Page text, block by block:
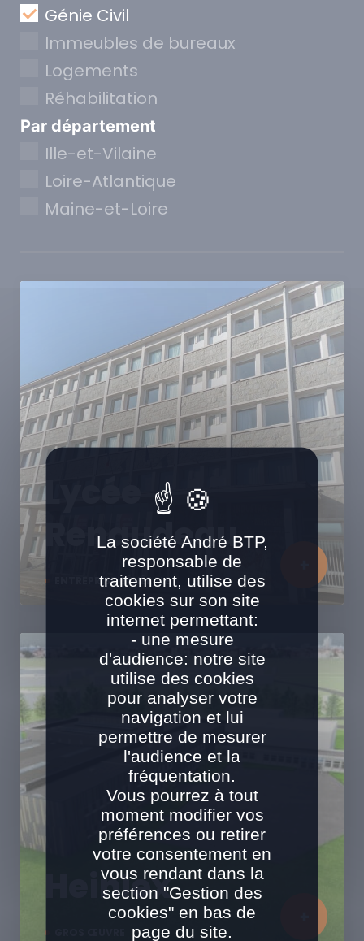
Génie Civil
Immeubles de bureaux
Logements
Réhabilitation
Par département
Ille-et-Vilaine
Loire-Atlantique
Maine-et-Loire
ENTREPRISE GÉNÉRALE
Lycée
Renaudeau
Heinlex
La société André BTP,
responsable de
traitement, utilise des
cookies sur son site
internet permettant:
- une mesure
d'audience: notre site
utilise des cookies
pour analyser votre
navigation et lui
permettre de mesurer
l'audience et la
fréquentation.
Vous pourrez à tout
moment modifier vos
préférences ou retirer
votre consentement en
vous rendant dans la
section "Gestion des
cookies" en bas de
page du site.